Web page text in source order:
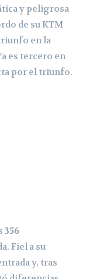
y peligrosa
de su KTM
en la
es tercero en
por el triunfo.
356
Fiel a su
y, tras